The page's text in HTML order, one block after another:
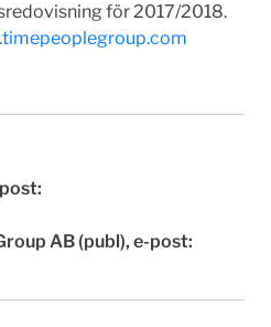
för 2017/2018.
AB (publ), e-post: